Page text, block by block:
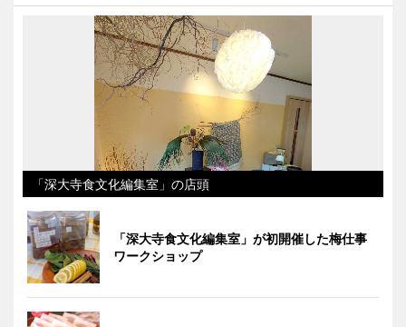
「深大寺食文化編集室」の店頭
「深大寺食文化編集室」が初開催した梅仕事
ワークショップ